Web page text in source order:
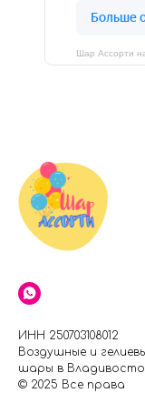
Шар Ассорти
ИНН 250703108012
Воздушные и
шары в
© 2025 Все права